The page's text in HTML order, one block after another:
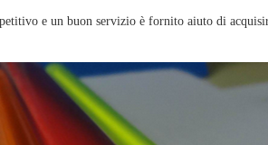
e un buon servizio è fornito aiuto di